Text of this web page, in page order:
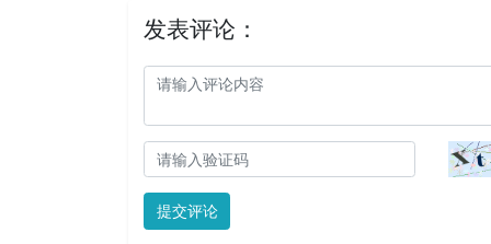
发表评论：
提交评论